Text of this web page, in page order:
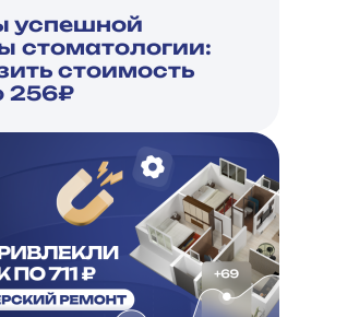
успешной
стоматологии:
стоимость
256₽